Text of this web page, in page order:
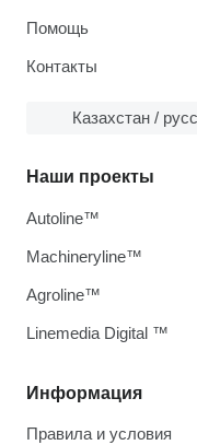
Помощь
Контакты
Казахстан /
Информация
Правила и условия
Наши проекты
Autoline™
Machineryline™
Agroline™
Linemedia Digital ™